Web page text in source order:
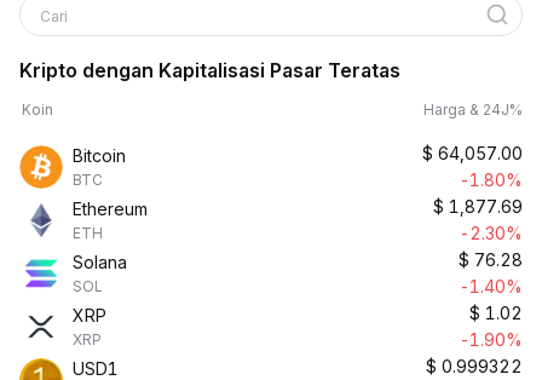
Cari
Kripto dengan Kapitalisasi Pasar Teratas
Koin Harga & 24J%
Bitcoin
BTC
$ 64,057.00
-1.80%
Ethereum
ETH
$ 1,877.69
-2.30%
Solana
SOL
$ 76.28
-1.40%
XRP
XRP
$ 1.02
-1.90%
USD1
$ 0.999322